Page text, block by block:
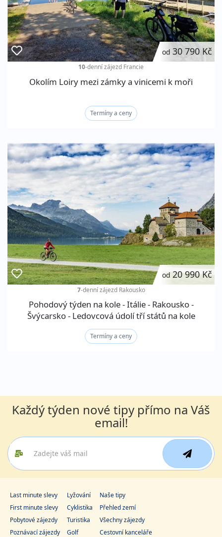
od 30 790 Kč
10-denní zájezd Francie
Okolím Loiry mezi zámky a vinicemi k moři
Termíny a ceny
od20 990 Kč
7-denní zájezd Rakousko
Pohodový týden na kole - Itálie - Rakousko -
Švýcarsko - Ledovcová údolí tří států na kole
Termíny a ceny
Každý týden nové tipy přímo na Váš
email!
Last minute slevy
First minute slevy
Pobytové zájezdy
Poznávací zájezdy
Lyžování
Cyklistika
Turistika
Golf
Naše tipy
Přehled zemí
Všechny zájezdy
Cestovní kanceláře